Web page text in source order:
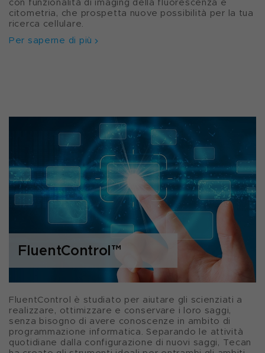
con funzionalità di imaging della fluorescenza e
citometria, che prospetta nuove possibilità per la tua
ricerca cellulare.
Per saperne di più
FluentControl™
FluentControl è studiato per aiutare gli scienziati a
realizzare, ottimizzare e conservare i loro saggi,
senza bisogno di avere conoscenze in ambito di
programmazione informatica. Separando le attività
quotidiane dalla configurazione di nuovi saggi, Tecan